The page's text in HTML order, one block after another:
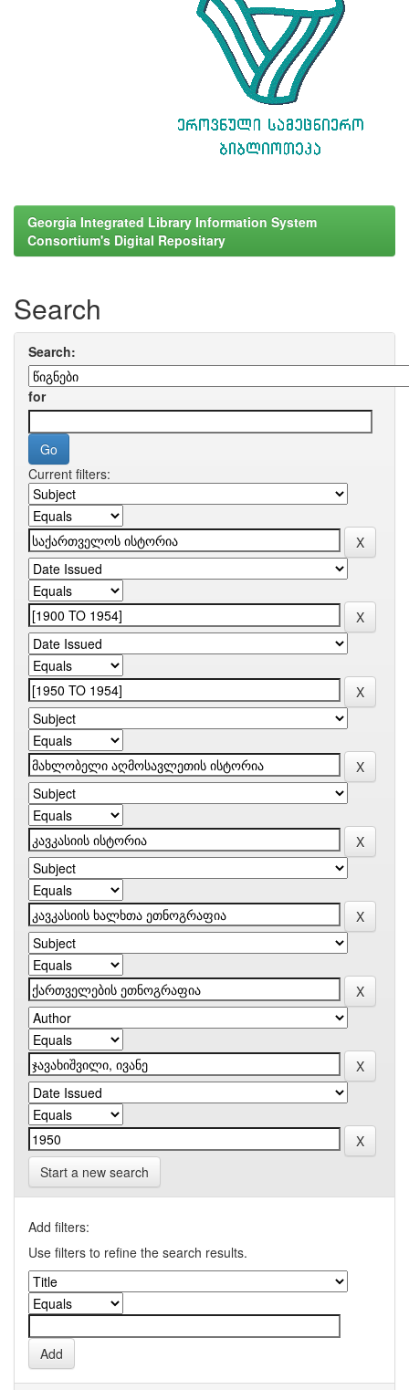
Georgia Integrated Library Information System
Consortium's Digital Repositary
Search
Search:
for
Current filters:
Start a new search
Add filters:
Use filters to refine the search results.